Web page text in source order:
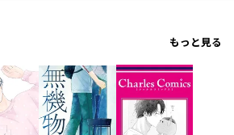
もっと見る